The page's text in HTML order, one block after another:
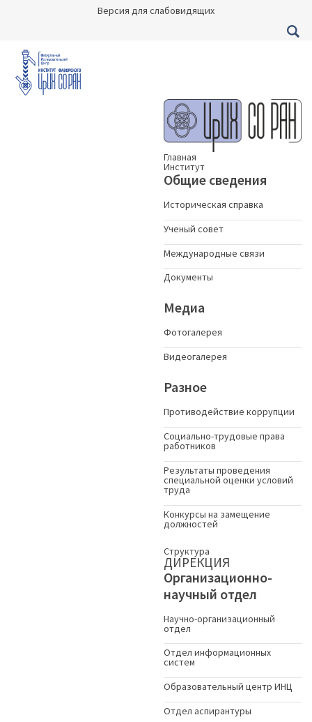
Версия для слабовидящих
Главная
Институт
Общие сведения
Историческая справка
Ученый совет
Международные связи
Документы
Медиа
Фотогалерея
Видеогалерея
Разное
Противодействие коррупции
Социально-трудовые права
работников
Результаты проведения
специальной оценки условий
труда
Конкурсы на замещение
должностей
Структура
ДИРЕКЦИЯ
Организационно-
научный отдел
Научно-организационный
отдел
Отдел информационных
систем
Образовательный центр ИНЦ
Отдел аспирантуры